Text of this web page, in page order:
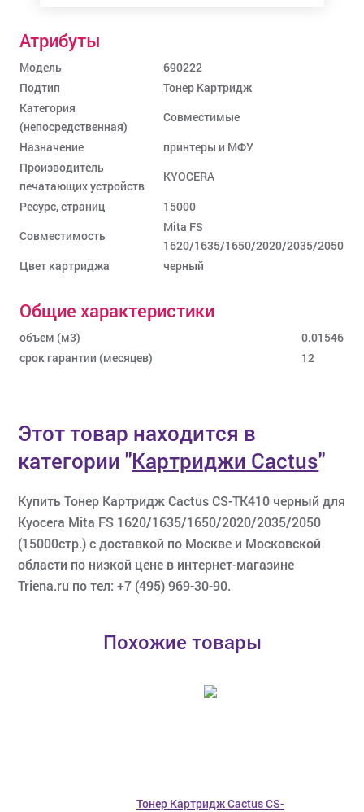
Атрибуты
Модель
690222
Подтип
Тонер Картридж
Категория
(непосредственная)
Совместимые
Назначение
принтеры и МФУ
Производитель
печатающих устройств
KYOCERA
Ресурс, страниц
15000
Совместимость
Mita FS
1620/1635/1650/2020/2035/2050
Цвет картриджа
черный
Общие характеристики
объем (м3)
0.01546
срок гарантии (месяцев)
12
Этот товар находится в
категории"Картриджи Cactus"
Купить Тонер Картридж Cactus CS-TK410 черный для
Kyocera Mita FS 1620/1635/1650/2020/2035/2050
(15000стр.) с доставкой по Москве и Московской
области по низкой цене в интернет-магазине
Triena.ru по тел: +7 (495) 969-30-90.
Похожие товары
Тонер Картридж Cactus CS-